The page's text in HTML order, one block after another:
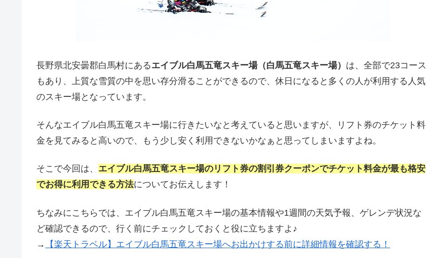
長野県北安曇郡白馬村にあるエイブル白馬五竜スキー場（白馬五竜スキー場） は、全部で23コース
もあり、上質な雪質の中を思い存分滑ることができるので、休日になると多くの人が利用する人気
のスキー場となっています。
そんなエイブル白馬五竜スキー場に行きたいなと考えていると思いますが、リフト券のチケット料
金を見てみると高いので、もう少し安く利用できないかなぁと思ってしまいますよね。
そこで今回は、 エイブル白馬五竜スキー場のリフト券の割引券クーポンでチケット料金が最も格安
でお得に利用できる方法についてお伝えします！
ちなみにこちらでは、エイブル白馬五竜スキー場の基本情報や1週間の天気予報、ゲレンデ状況な
ど確認できるので、行く前にチェックしておくと役に立ちますよ♪
→
【楽天トラベル】エイブル白馬五竜スキー場へお出かけする前に詳細情報を確認する！